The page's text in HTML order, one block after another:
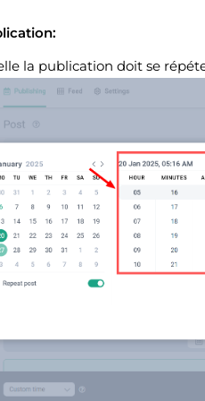
la publication doit se